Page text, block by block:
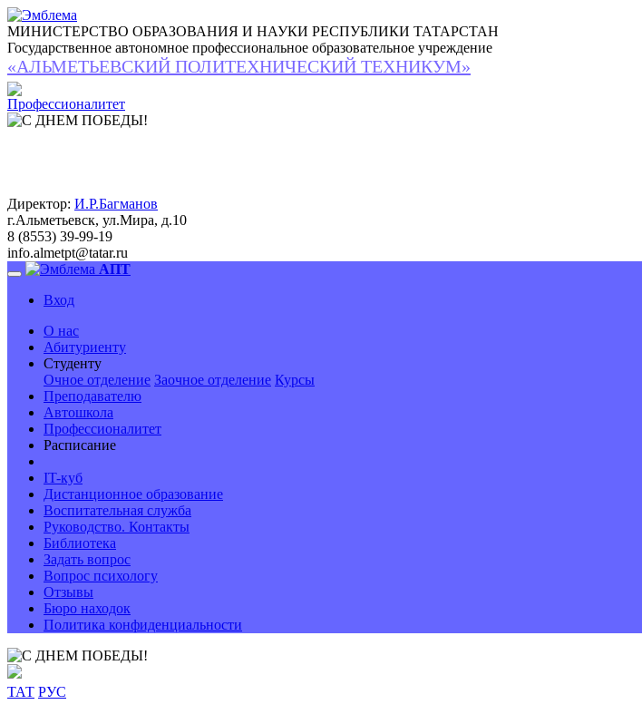
МИНИСТЕРСТВО ОБРАЗОВАНИЯ И НАУКИ РЕСПУБЛИКИ ТАТАРСТАН
Государственное автономное профессиональное образовательное учреждение
«АЛЬМЕТЬЕВСКИЙ ПОЛИТЕХНИЧЕСКИЙ ТЕХНИКУМ»
Директор: И.Р.Багманов
г.Альметьевск, ул.Мира, д.10
8 (8553) 39-99-19
info.almetpt@tatar.ru
АПТ
Вход
О нас
Абитуриенту
Студенту
Очное отделение Заочное отделение Курсы
Преподавателю
Автошкола
Профессионалитет
Расписание
IT-куб
Дистанционное образование
Воспитательная служба
Руководство. Контакты
Библиотека
Задать вопрос
Вопрос психологу
Отзывы
Бюро находок
Политика конфиденциальности
ТАТ РУС